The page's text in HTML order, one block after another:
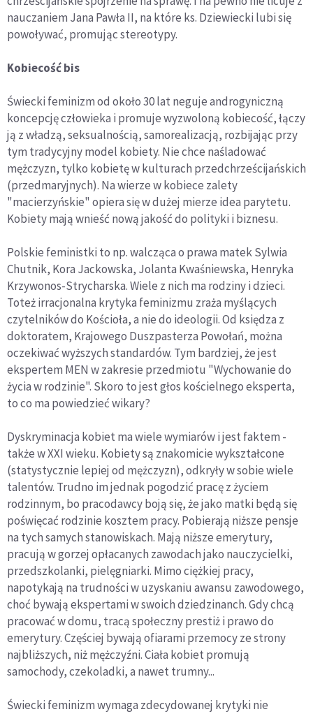
nauczaniem Jana Pawła II, na które ks. Dziewiecki lubi się
powoływać, promując stereotypy.
Kobiecość bis
Świecki feminizm od około 30 lat neguje androgyniczną
koncepcję człowieka i promuje wyzwoloną kobiecość, łączy
ją z władzą, seksualnością, samorealizacją, rozbijając przy
tym tradycyjny model kobiety. Nie chce naśladować
mężczyzn, tylko kobietę w kulturach przedchrześcijańskich
(przedmaryjnych). Na wierze w kobiece zalety
"macierzyńskie" opiera się w dużej mierze idea parytetu.
Kobiety mają wnieść nową jakość do polityki i biznesu.
Polskie feministki to np. walcząca o prawa matek Sylwia
Chutnik, Kora Jackowska, Jolanta Kwaśniewska, Henryka
Krzywonos-Strycharska. Wiele z nich ma rodziny i dzieci.
Toteż irracjonalna krytyka feminizmu zraża myślących
czytelników do Kościoła, a nie do ideologii. Od księdza z
doktoratem, Krajowego Duszpasterza Powołań, można
oczekiwać wyższych standardów. Tym bardziej, że jest
ekspertem MEN w zakresie przedmiotu "Wychowanie do
życia w rodzinie". Skoro to jest głos kościelnego eksperta,
to co ma powiedzieć wikary?
Dyskryminacja kobiet ma wiele wymiarów i jest faktem -
także w XXI wieku. Kobiety są znakomicie wykształcone
(statystycznie lepiej od mężczyzn), odkryły w sobie wiele
talentów. Trudno im jednak pogodzić pracę z życiem
rodzinnym, bo pracodawcy boją się, że jako matki będą się
poświęcać rodzinie kosztem pracy. Pobierają niższe pensje
na tych samych stanowiskach. Mają niższe emerytury,
pracują w gorzej opłacanych zawodach jako nauczycielki,
przedszkolanki, pielęgniarki. Mimo ciężkiej pracy,
napotykają na trudności w uzyskaniu awansu zawodowego,
choć bywają ekspertami w swoich dziedzinanch. Gdy chcą
pracować w domu, tracą społeczny prestiż i prawo do
emerytury. Częściej bywają ofiarami przemocy ze strony
najbliższych, niż mężczyźni. Ciała kobiet promują
samochody, czekoladki, a nawet trumny...
Świecki feminizm wymaga zdecydowanej krytyki nie